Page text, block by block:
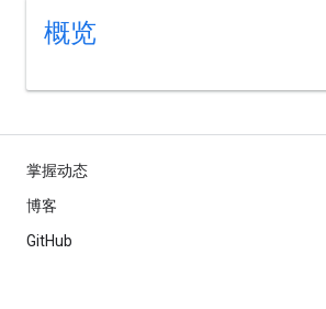
概览
掌握动态
博客
GitHub